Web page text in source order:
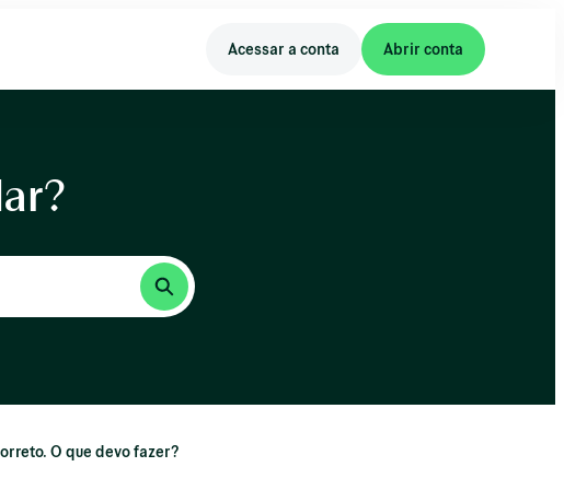
Acessar a conta Abrir conta
O que devo fazer?